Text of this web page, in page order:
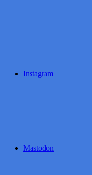
Instagram
Mastodon